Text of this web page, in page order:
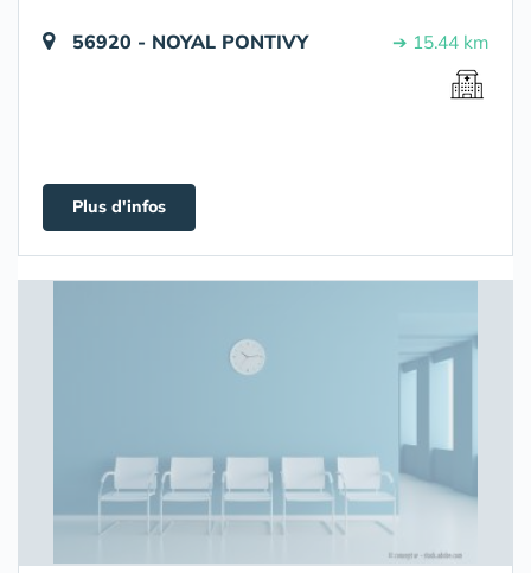
56920 - NOYAL PONTIVY ➔ 15.44 km
Plus d'infos